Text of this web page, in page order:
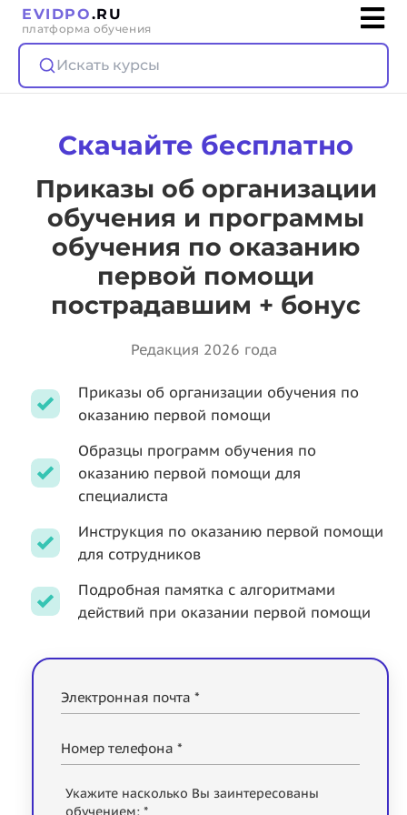
EVIDPO.RU
платформа обучения
Искать курсы
Скачайте бесплатно
Приказы об организации
обучения и программы
обучения по оказанию
первой помощи
пострадавшим + бонус
Редакция 2026 года
Приказы об организации обучения по
оказанию первой помощи
Образцы программ обучения по
оказанию первой помощи для
специалиста
Инструкция по оказанию первой помощи
для сотрудников
Подробная памятка с алгоритмами
действий при оказании первой помощи
Электронная почта *
Номер телефона *
Укажите насколько Вы заинтересованы
обучением: *